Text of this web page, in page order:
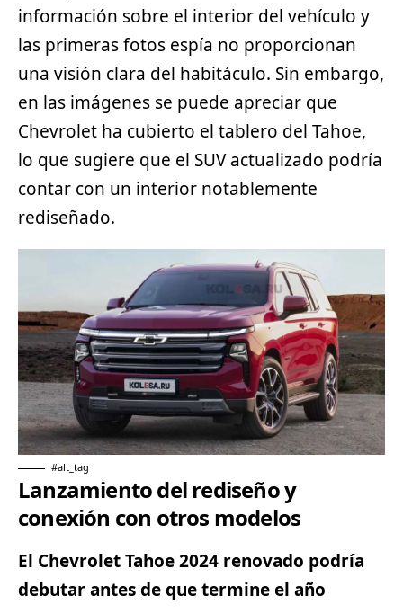
información sobre el interior del vehículo y
las primeras fotos espía no proporcionan
una visión clara del habitáculo. Sin embargo,
en las imágenes se puede apreciar que
Chevrolet ha cubierto el tablero del Tahoe,
lo que sugiere que el SUV actualizado podría
contar con un interior notablemente
rediseñado.
#alt_tag
Lanzamiento del rediseño y
conexión con otros modelos
El Chevrolet Tahoe 2024 renovado podría
debutar antes de que termine el año